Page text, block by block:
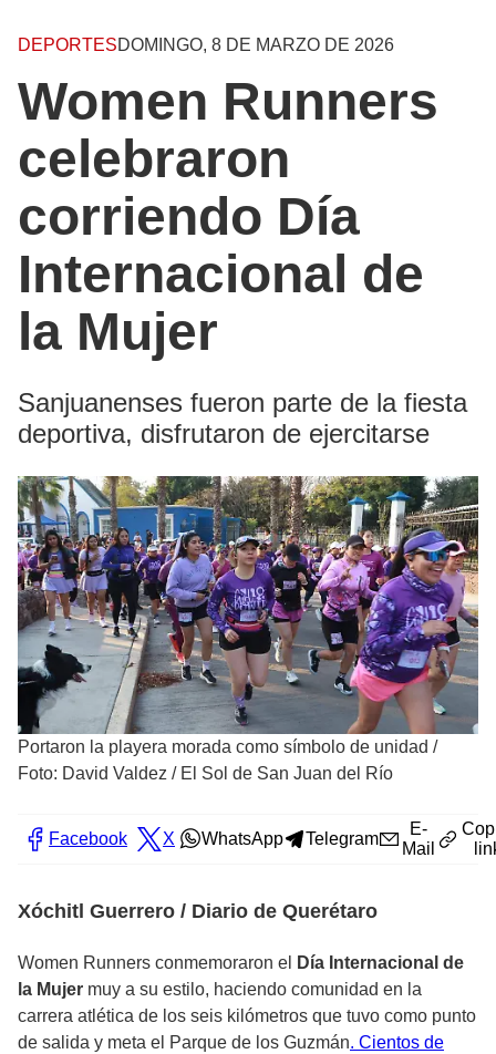
DEPORTESDOMINGO, 8 DE MARZO DE 2026
Women Runners
celebraron
corriendo Día
Internacional de
la Mujer
Sanjuanenses fueron parte de la fiesta
deportiva, disfrutaron de ejercitarse
Portaron la playera morada como símbolo de unidad /
Foto: David Valdez / El Sol de San Juan del Río
Facebook X WhatsApp Telegram
E-
Mail
Xóchitl Guerrero / Diario de Querétaro
Women Runners conmemoraron el
Día Internacional de
la Mujer muy a su estilo, haciendo comunidad en la
carrera atlética de los seis kilómetros que tuvo como punto
de salida y meta el Parque de los Guzmán. Cientos de